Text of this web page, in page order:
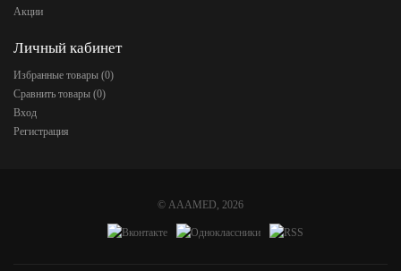
Акции
Личный кабинет
Избранные товары (0)
Сравнить товары (0)
Вход
Регистрация
© AAAMED, 2026